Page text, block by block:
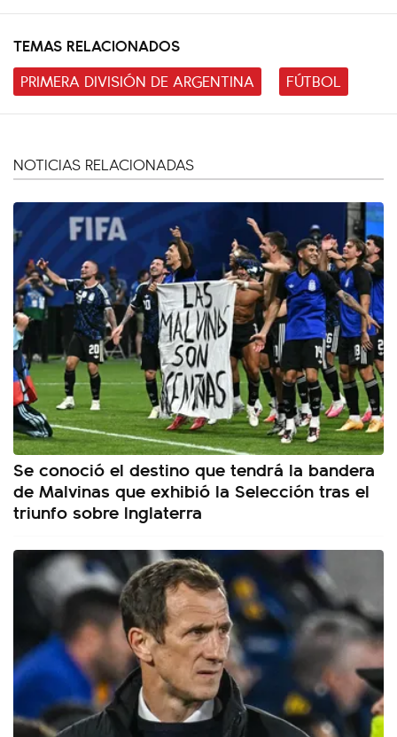
TEMAS RELACIONADOS
PRIMERA DIVISIÓN DE ARGENTINA
FÚTBOL
NOTICIAS RELACIONADAS
Se conoció el destino que tendrá la bandera
de Malvinas que exhibió la Selección tras el
triunfo sobre Inglaterra